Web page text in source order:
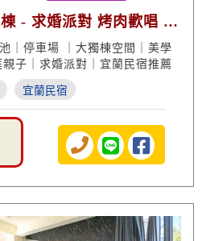
棟 - 求婚派對 烤肉歡唱 渡
｜停車場 ｜大獨棟空間｜美學
子｜求婚派對｜宜蘭民宿推薦
宜蘭民宿